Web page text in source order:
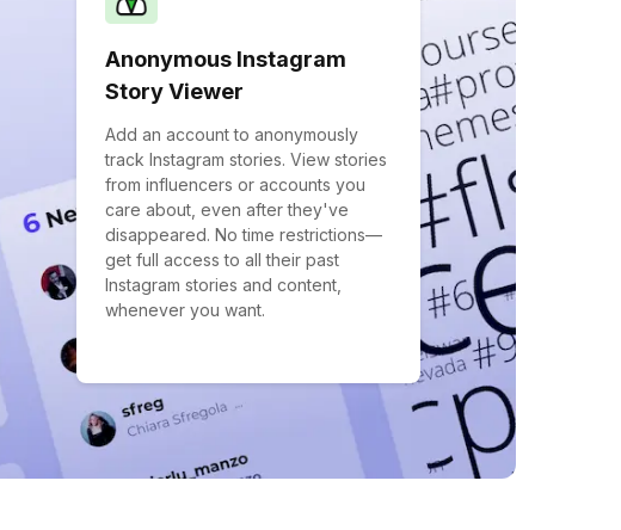
Anonymous Instagram
Story Viewer
Add an account to anonymously
track Instagram stories. View stories
from influencers or accounts you
care about, even after they've
disappeared. No time restrictions—
get full access to all their past
Instagram stories and content,
whenever you want.